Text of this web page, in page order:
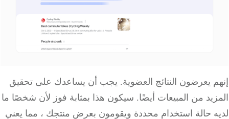
يعرضون النتائج العضوية. يجب أن يساعدك على تحقيق
من المبيعات أيضًا. سيكون هذا بمثابة فوز لأن شخصًا ما
حالة استخدام محددة ويقومون بعرض منتجك ، مما يعني